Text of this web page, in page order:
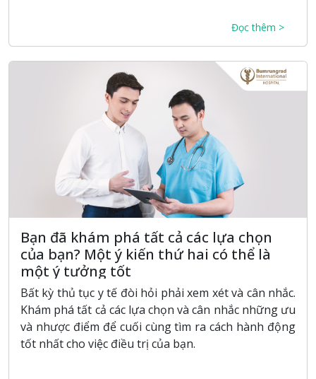
Đọc thêm >
Bạn đã khám phá tất cả các lựa chọn
của bạn? Một ý kiến thứ hai có thể là
một ý tưởng tốt
Bất kỳ thủ tục y tế đòi hỏi phải xem xét và cân nhắc.
Khám phá tất cả các lựa chọn và cân nhắc những ưu
và nhược điểm để cuối cùng tìm ra cách hành động
tốt nhất cho việc điều trị của bạn.